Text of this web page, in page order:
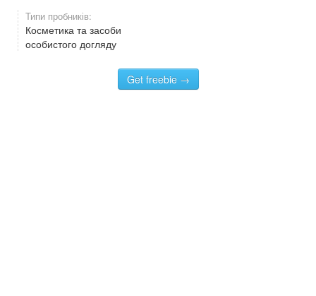
Типи пробників:
Косметика та засоби
особистого догляду
Get freebie →